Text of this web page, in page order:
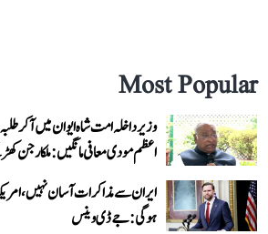
Most Popular
وزیر داخلہ امت شاہ ایوان میں آ کر
اعظم مودی معافی مانگیں: ملکارجن
ایران سے مذاکرات آسان نہیں،
ہوگی: جے ڈی وینس